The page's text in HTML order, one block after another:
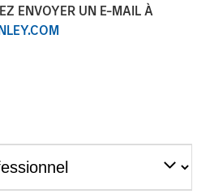
ENVOYER UN E-MAIL À
Management (MSIM)
(1GT) at $500 million of
Investors include public and
an insurance company in the
the UK. 1GT is focused on